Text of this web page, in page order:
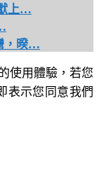
上…
，暌…
使用體驗，若您
表示您同意我們